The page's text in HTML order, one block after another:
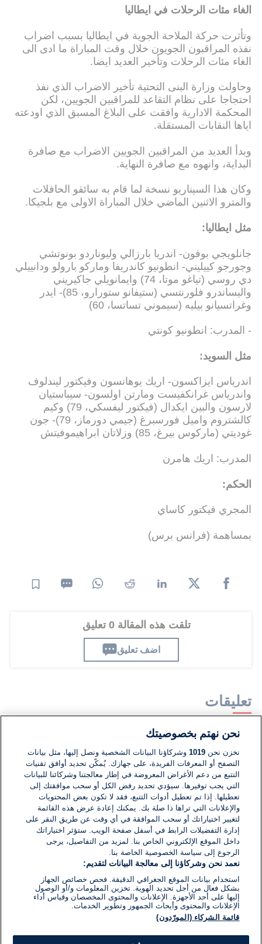
الغاء مئات الرحلات في ايطاليا
وتأثرت حركة الملاحة الجوية في ايطاليا بسبب اضراب
نفذه المراقبون الجويون خلال وقت المباراة ما ادى الى
الغاء مئات الرحلات وتأخير العديد ايضا.
وحاولت وزارة البنى التحتية تأخير الاضراب الذي نفذ
احتجاجا على نظام التقاعد للمراقبين الجويين، لكن
المحكمة الادارية وافقت على البلاغ المسبق الذي اودعته
اياها النقابات المستقلة.
وبدأ العديد من المراقبين الجويين الاضراب مع صافرة
البداية، وانهوه مع صافرة النهاية.
وكان هذا السيناريو نسخة لما قام به سائقو الحافلات
والمترو الاثنين الماضي خلال المباراة الاولى مع بلجيكا.
مثل ايطاليا:
جانلويجي بوفون- اندريا بارزالي وليوناردو بونوتشي
وجورجو كييليني- انطونيو كاندريفا وماركو بارولو ودانييلي
دي روسي (تياغو موتا، 74) وايمانويلي جاكيريني
واليساندرو فلورنتسي (ستيفانو ستورارو، 85)- ايدر
وغراتسيانو بيليه (سيموني تساتسا، 60)
- المدرب: انطونيو كونتي
مثل السويد:
اندرياس ايزاكسون- اريك يوهانسون وفيكتور ليندلوف
واندرياس غرانكفيست ومارتن اولسون- سيباستيان
لارسون والبين ايكدال (فيكتور ليفسكي، 79) وكيم
كالشتروم واميل فورسبرغ (جيمي دورماز، 79)- جون
غوديتي (ماركوس بيرغ، 85) وزلاتان ابراهيموفيتش
المدرب: اريك هامرن
الحكم:
المجري فيكتور كاساي
بمساهمة (فرانس برس)
تلقت هذه المقالة 0 تعليق
اضف تعليق
تعليقات
لا توجد تعليقات مكتوبة حتى الآن. كن الأول!
اكتب تعليقًا جديدًا ...
نحن نهتم بخصوصيتك
نخزن نحن1019 وشركاؤنا البيانات الشخصية ونصل إليها، مثل بيانات
التصفح أو المعرفات الفريدة، على جهازك. يُمكّن تحديد أوافق تقنيات
التتبع من دعم الأغراض المعروضة في إطار معالجتنا وشركائنا للبيانات
التي يجب توفيرها. سيؤدي تحديد رفض الكل أو سحب موافقتك إلى
تعطيلها. إذا تم تعطيل أدوات التتبع، فقد لا تكون بعض المحتويات
والإعلانات التي تراها ذا صلة بك. يمكنك إعادة عرض هذه القائمة
لتغيير اختياراتك أو سحب الموافقة في أي وقت عن طريق النقر على
إدارة التفضيلات الرابط في أسفل صفحة الويب. ستؤثر اختياراتك
داخل الموقع الإلكتروني الخاص بنا. لمزيد من التفاصيل، يرجى
الرجوع إلى سياسة الخصوصية الخاصة بنا.
نعمد نحن وشركاؤنا إلى معالجة البيانات لتقديم:
استخدام بيانات الموقع الجغرافي الدقيقة. فحص خصائص الجهاز
بشكل فعال من أجل تحديد الهوية. تخزين المعلومات و/أو الوصول
إليها على أحد الأجهزة. الإعلانات والمحتوى المخصصان وقياس أداء
الإعلانات والمحتوى وأبحاث الجمهور وتطوير الخدمات.
قائمة الشركاء (المورّدون)